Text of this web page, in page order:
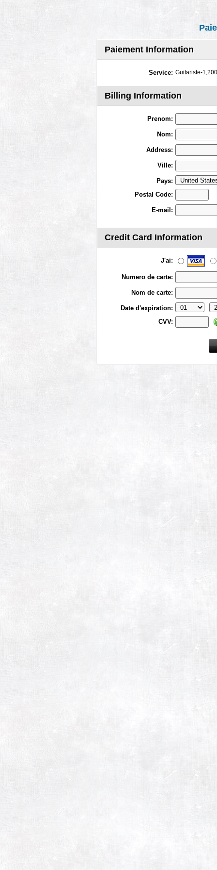
Paiement Information
Service: Guitariste-
Billing Information
Prenom:
Nom:
Address:
Ville:
Pays:
Postal Code:
E-mail:
Credit Card Information
J'ai:
Numero de carte:
Nom de carte:
Date d'expiration:
CVV: